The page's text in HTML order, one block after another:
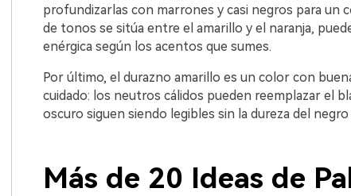
profundizarlas con marrones y casi negros para un
de tonos se sitúa entre el amarillo y el naranja,
enérgica según los acentos que sumes.
Por último, el durazno amarillo es un color con
cuidado: los neutros cálidos pueden reemplazar el
oscuro siguen siendo legibles sin la dureza del
Más de 20 Ideas de